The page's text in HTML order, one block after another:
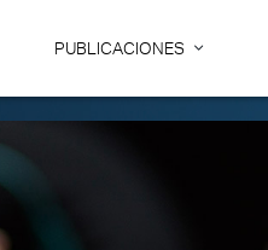
PUBLICACIONES